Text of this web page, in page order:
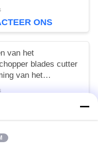
ONS
van het
blades cutter
van het